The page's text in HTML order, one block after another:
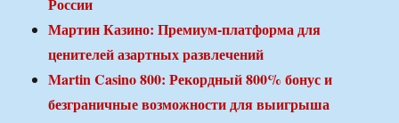
Мартин Казино: Премиум-платформа для
ценителей азартных развлечений
Martin Casino 800: Рекордный 800% бонус и
безграничные возможности для выигрыша